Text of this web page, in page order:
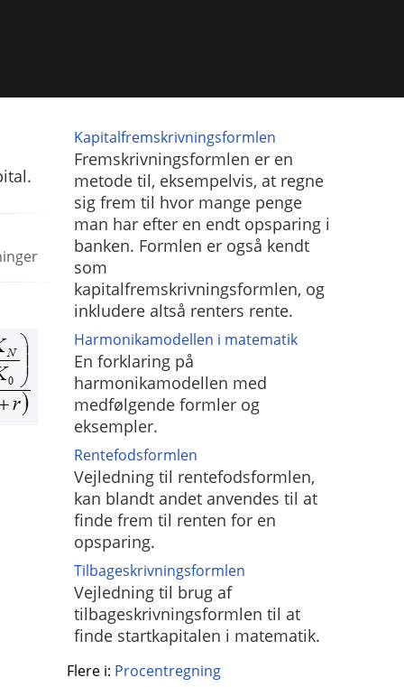
Kapitalfremskrivningsformlen
Fremskrivningsformlen er en
metode til, eksempelvis, at regne
sig frem til hvor mange penge
man har efter en endt opsparing i
banken. Formlen er også kendt
som
kapitalfremskrivningsformlen, og
inkludere altså renters rente.
Harmonikamodellen i matematik
En forklaring på
harmonikamodellen med
medfølgende formler og
eksempler.
Rentefodsformlen
Vejledning til rentefodsformlen,
kan blandt andet anvendes til at
finde frem til renten for en
opsparing.
Tilbageskrivningsformlen
Vejledning til brug af
tilbageskrivningsformlen til at
finde startkapitalen i matematik.
Flere i: Procentregning